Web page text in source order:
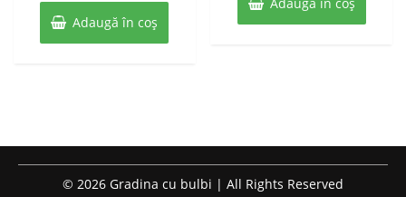
40 lei.
5
buc
Adaugă în coș
25 lei.
© 2026 Gradina cu bulbi | All Rights Reserved